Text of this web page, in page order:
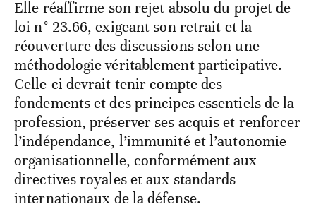
Elle réaffirme son rejet absolu du projet de
loi n° 23.66, exigeant son retrait et la
réouverture des discussions selon une
méthodologie véritablement participative.
Celle-ci devrait tenir compte des
fondements et des principes essentiels de la
profession, préserver ses acquis et renforcer
l’indépendance, l’immunité et l’autonomie
organisationnelle, conformément aux
directives royales et aux standards
internationaux de la défense.